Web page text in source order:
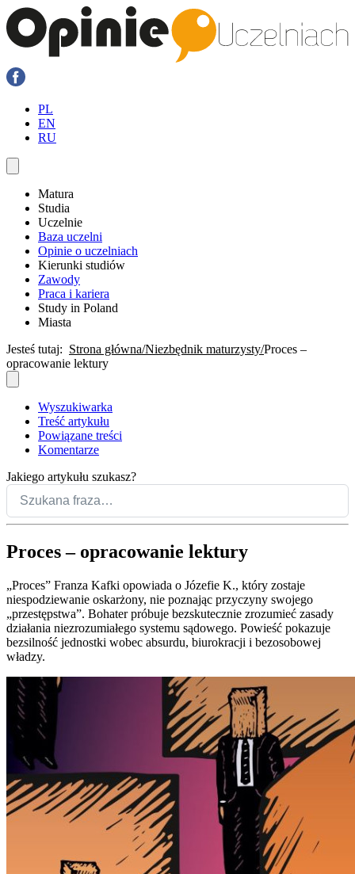
PL
EN
RU
Matura
Studia
Uczelnie
Baza uczelni
Opinie o uczelniach
Kierunki studiów
Zawody
Praca i kariera
Study in Poland
Miasta
Jesteś tutaj: Strona główna Niezbędnik maturzysty Proces –
opracowanie lektury
Wyszukiwarka
Treść artykułu
Powiązane treści
Komentarze
Jakiego artykułu szukasz?
Proces – opracowanie lektury
„Proces” Franza Kafki opowiada o Józefie K., który zostaje
niespodziewanie oskarżony, nie poznając przyczyny swojego
„przestępstwa”. Bohater próbuje bezskutecznie zrozumieć zasady
działania niezrozumiałego systemu sądowego. Powieść pokazuje
bezsilność jednostki wobec absurdu, biurokracji i bezosobowej
władzy.